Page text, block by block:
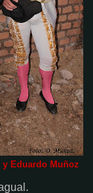
Eduardo Muñoz